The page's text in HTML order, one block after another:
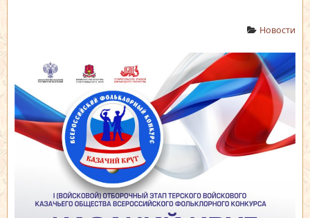
Новости